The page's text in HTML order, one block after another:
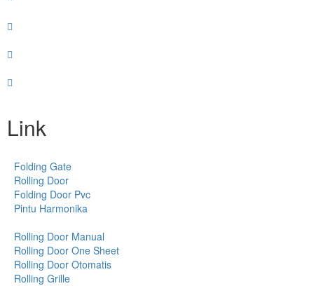
Link
Folding Gate
Rolling Door
Folding Door Pvc
Pintu Harmonika
Rolling Door Manual
Rolling Door One Sheet
Rolling Door Otomatis
Rolling Grille